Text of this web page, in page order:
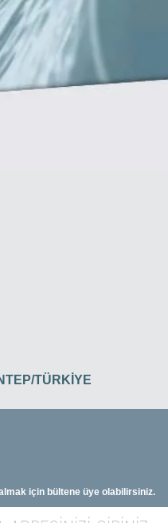
TÜRKİYE
için bültene üye olabilirsiniz.